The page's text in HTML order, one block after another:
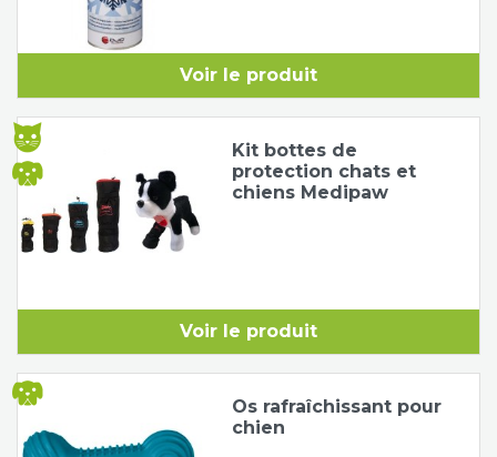
Voir le produit
Kit bottes de
protection chats et
chiens Medipaw
Voir le produit
Os rafraîchissant pour
chien